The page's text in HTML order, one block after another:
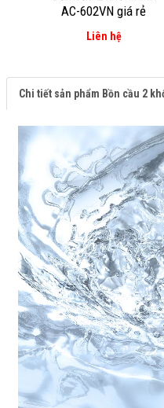
AC-602VN giá rẻ
Liên hệ
Chi tiết sản phẩm Bồn cầu 2